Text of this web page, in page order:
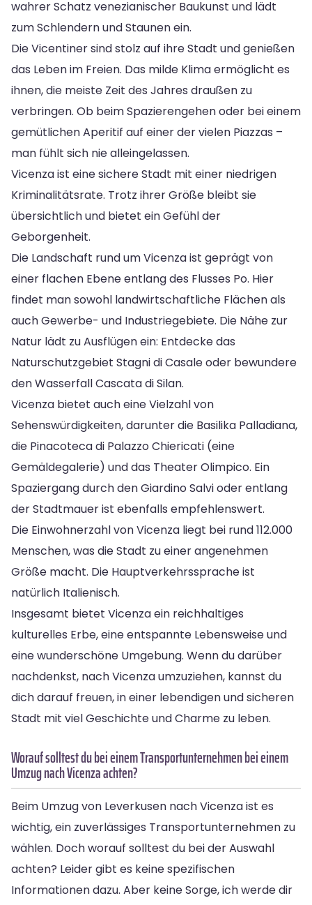
wahrer Schatz venezianischer Baukunst und lädt
zum Schlendern und Staunen ein.
Die Vicentiner sind stolz auf ihre Stadt und genießen
das Leben im Freien. Das milde Klima ermöglicht es
ihnen, die meiste Zeit des Jahres draußen zu
verbringen. Ob beim Spazierengehen oder bei einem
gemütlichen Aperitif auf einer der vielen Piazzas –
man fühlt sich nie alleingelassen.
Vicenza ist eine sichere Stadt mit einer niedrigen
Kriminalitätsrate. Trotz ihrer Größe bleibt sie
übersichtlich und bietet ein Gefühl der
Geborgenheit.
Die Landschaft rund um Vicenza ist geprägt von
einer flachen Ebene entlang des Flusses Po. Hier
findet man sowohl landwirtschaftliche Flächen als
auch Gewerbe- und Industriegebiete. Die Nähe zur
Natur lädt zu Ausflügen ein: Entdecke das
Naturschutzgebiet Stagni di Casale oder bewundere
den Wasserfall Cascata di Silan.
Vicenza bietet auch eine Vielzahl von
Sehenswürdigkeiten, darunter die Basilika Palladiana,
die Pinacoteca di Palazzo Chiericati (eine
Gemäldegalerie) und das Theater Olimpico. Ein
Spaziergang durch den Giardino Salvi oder entlang
der Stadtmauer ist ebenfalls empfehlenswert.
Die Einwohnerzahl von Vicenza liegt bei rund 112.000
Menschen, was die Stadt zu einer angenehmen
Größe macht. Die Hauptverkehrssprache ist
natürlich Italienisch.
Insgesamt bietet Vicenza ein reichhaltiges
kulturelles Erbe, eine entspannte Lebensweise und
eine wunderschöne Umgebung. Wenn du darüber
nachdenkst, nach Vicenza umzuziehen, kannst du
dich darauf freuen, in einer lebendigen und sicheren
Stadt mit viel Geschichte und Charme zu leben.
Worauf solltest du bei einem Transportunternehmen bei einem
Umzug nach Vicenza achten?
Beim Umzug von Leverkusen nach Vicenza ist es
wichtig, ein zuverlässiges Transportunternehmen zu
wählen. Doch worauf solltest du bei der Auswahl
achten? Leider gibt es keine spezifischen
Informationen dazu. Aber keine Sorge, ich werde dir